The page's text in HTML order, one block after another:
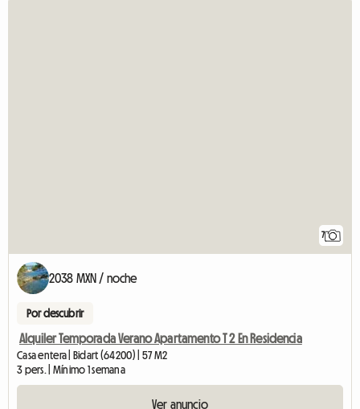
7
2038 MXN / noche
Por descubrir
Alquiler Temporada Verano Apartamento T 2 En Residencia
Casa entera | Bidart (64200) | 57 M2
3 pers. | Mínimo 1 semana
Ver anuncio